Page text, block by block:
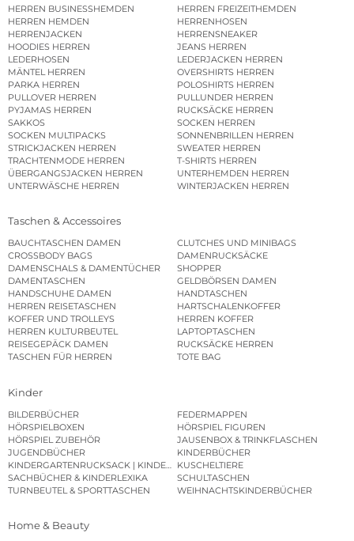
HERREN BUSINESSHEMDEN
HERREN FREIZEITHEMDEN
HERREN HEMDEN
HERRENHOSEN
HERRENJACKEN
HERRENSNEAKER
HOODIES HERREN
JEANS HERREN
LEDERHOSEN
LEDERJACKEN HERREN
MÄNTEL HERREN
OVERSHIRTS HERREN
PARKA HERREN
POLOSHIRTS HERREN
PULLOVER HERREN
PULLUNDER HERREN
PYJAMAS HERREN
RUCKSÄCKE HERREN
SAKKOS
SOCKEN HERREN
SOCKEN MULTIPACKS
SONNENBRILLEN HERREN
STRICKJACKEN HERREN
SWEATER HERREN
TRACHTENMODE HERREN
T-SHIRTS HERREN
ÜBERGANGSJACKEN HERREN
UNTERHEMDEN HERREN
UNTERWÄSCHE HERREN
WINTERJACKEN HERREN
Taschen & Accessoires
BAUCHTASCHEN DAMEN
CLUTCHES UND MINIBAGS
CROSSBODY BAGS
DAMENRUCKSÄCKE
DAMENSCHALS & DAMENTÜCHER
SHOPPER
DAMENTASCHEN
GELDBÖRSEN DAMEN
HANDSCHUHE DAMEN
HANDTASCHEN
HERREN REISETASCHEN
HARTSCHALENKOFFER
KOFFER UND TROLLEYS
HERREN KOFFER
HERREN KULTURBEUTEL
LAPTOPTASCHEN
REISEGEPÄCK DAMEN
RUCKSÄCKE HERREN
TASCHEN FÜR HERREN
TOTE BAG
Kinder
BILDERBÜCHER
FEDERMAPPEN
HÖRSPIELBOXEN
HÖRSPIEL FIGUREN
HÖRSPIEL ZUBEHÖR
JAUSENBOX & TRINKFLASCHEN
JUGENDBÜCHER
KINDERBÜCHER
KINDERGARTENRUCKSACK | KINDERGARTENBEUTEL
KUSCHELTIERE
SACHBÜCHER & KINDERLEXIKA
SCHULTASCHEN
TURNBEUTEL & SPORTTASCHEN
WEIHNACHTSKINDERBÜCHER
Home & Beauty